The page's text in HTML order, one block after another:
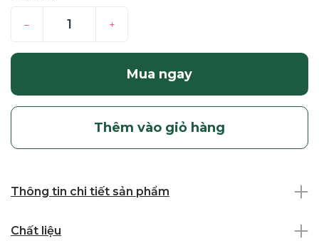
– +
Mua ngay
Thêm vào giỏ hàng
Thông tin chi tiết sản phẩm
Chất liệu